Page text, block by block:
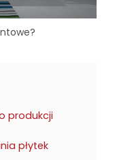
produkcji
płytek